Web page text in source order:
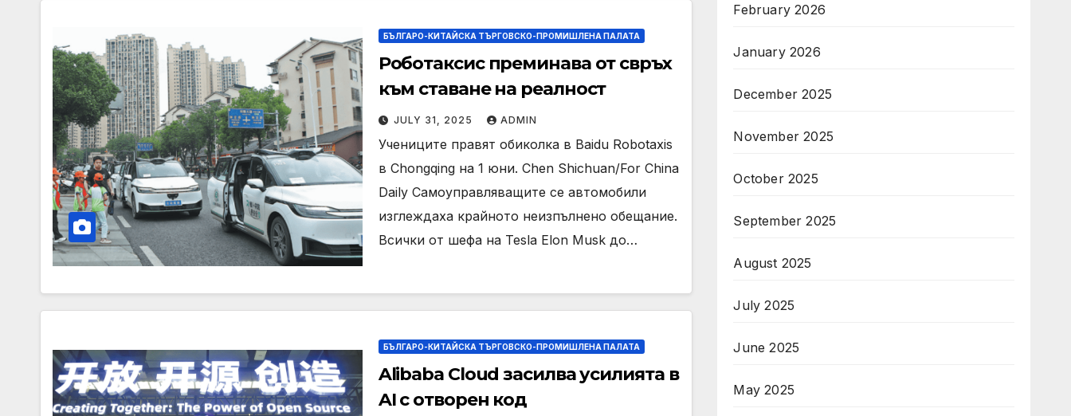
БЪЛГАРО-КИТАЙСКА ТЪРГОВСКО-ПРОМИШЛЕНА ПАЛАТА
Роботаксис преминава от свръх
към ставане на реалност
JULY 31, 2025 ADMIN
Учениците правят обиколка в Baidu Robotaxis
в Chongqing на 1 юни. Chen Shichuan/For China
Daily Самоуправляващите се автомобили
изглеждаха крайното неизпълнено обещание.
Всички от шефа на Tesla Elon Musk до…
БЪЛГАРО-КИТАЙСКА ТЪРГОВСКО-ПРОМИШЛЕНА ПАЛАТА
Alibaba Cloud засилва усилията в
AI с отворен код
February 2026
January 2026
December 2025
November 2025
October 2025
September 2025
August 2025
July 2025
June 2025
May 2025